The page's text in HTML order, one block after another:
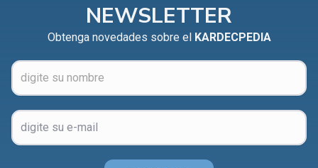
NEWSLETTER
Obtenga novedades sobre el KARDECPEDIA